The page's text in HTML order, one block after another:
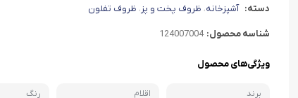
تابه تک دسته دسته: آشپزخانه، ظروف پخت و پز، ظروف تفلون
شناسه محصول: 124007004
ویژگی‌های محصول
برند اقلام رنگ